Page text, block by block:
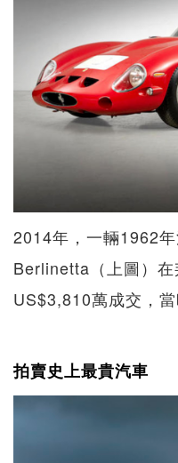
2014年，一輛1962
Berlinetta（上圖）
US$3,810萬成交，當
拍賣史上最貴汽車